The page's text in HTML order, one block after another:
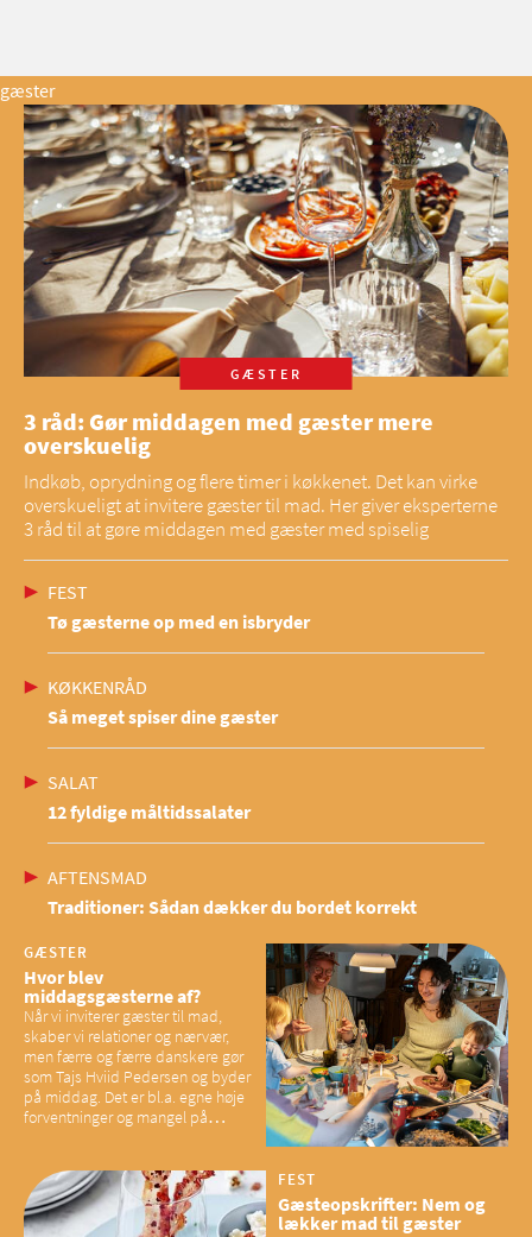
gæster
GÆSTER
3 råd: Gør middagen med gæster mere
overskuelig
Indkøb, oprydning og flere timer i køkkenet. Det kan virke
overskueligt at invitere gæster til mad. Her giver eksperterne
3 råd til at gøre middagen med gæster med spiselig
FEST
Tø gæsterne op med en isbryder
KØKKENRÅD
Så meget spiser dine gæster
SALAT
12 fyldige måltidssalater
AFTENSMAD
Traditioner: Sådan dækker du bordet korrekt
GÆSTER
Hvor blev
middagsgæsterne af?
Når vi inviterer gæster til mad,
skaber vi relationer og nærvær,
men færre og færre danskere gør
som Tajs Hviid Pedersen og byder
på middag. Det er bl.a. egne høje
forventninger og mangel på
have konsekvenser for vores
sociale fællesskaber
FEST
Gæsteopskrifter: Nem og
lækker mad til gæster